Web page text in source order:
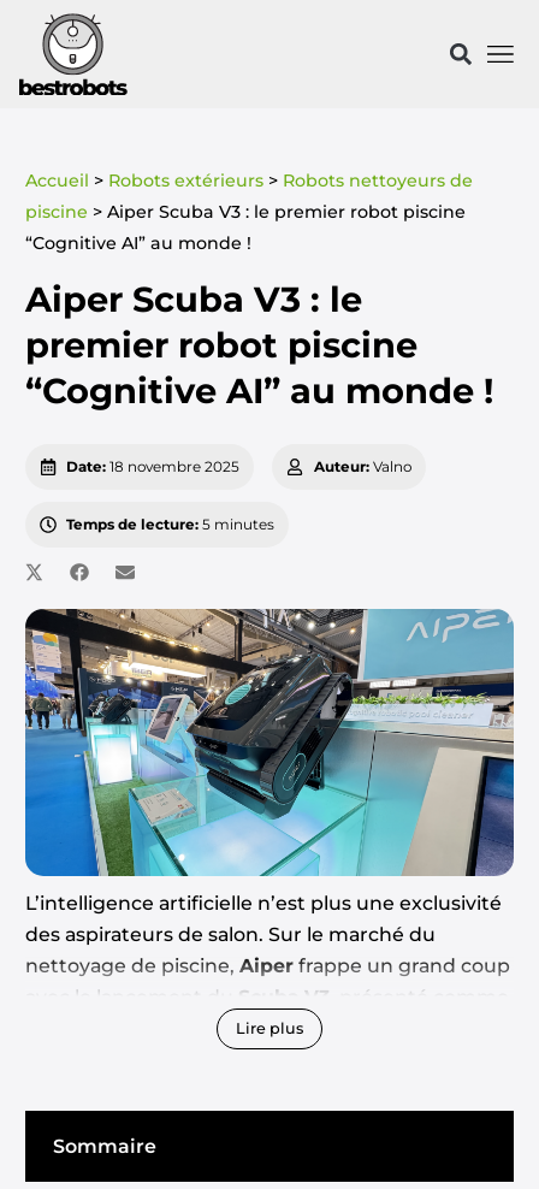
Accueil > Robots extérieurs> Robots nettoyeurs de
piscine > Aiper Scuba V3 : le premier robot piscine
“Cognitive AI” au monde !
Aiper Scuba V3 : le
premier robot piscine
“Cognitive AI” au monde !
Date:18 novembre 2025 Auteur: Valno
Temps de lecture:5 minutes
L’intelligence artificielle n’est plus une exclusivité
des aspirateurs de salon. Sur le marché du
nettoyage de piscine, Aiperfrappe un grand coup
avec le lancement du
Scuba V3 , présenté comme
le tout premier robot nettoyeur propulsé par une
BestRobots.fr était présent au salonPiscina &
Wellness de Barcelone
Lire plus
Sommaire